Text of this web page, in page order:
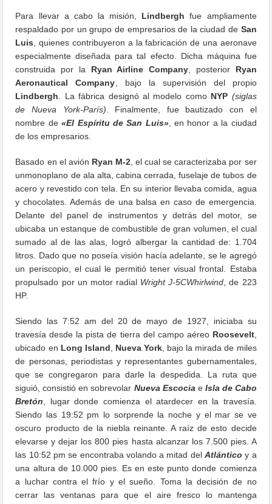
Para llevar a cabo la misión, Lindbergh fue ampliamente
respaldado por un grupo de empresarios de la ciudad de San
Luis , quienes contribuyeron a la fabricación de una aeronave
especialmente diseñada para tal efecto. Dicha máquina fue
construida por la Ryan Airline Company , posterior Ryan
Aeronautical Company , bajo la supervisión del propio
Lindbergh . La fábrica designó al modelo como NYP (siglas
de Nueva York-París) . Finalmente, fue bautizado con el
nombre de«El Espíritu de San Luis», en honor a la ciudad
de los empresarios.
Basado en el avión Ryan M-2, el cual se caracterizaba por ser
unmonoplano de ala alta, cabina cerrada, fuselaje de tubos de
acero y revestido con tela. En su interior llevaba comida, agua
y chocolates. Además de una balsa en caso de emergencia.
Delante del panel de instrumentos y detrás del motor, se
ubicaba un estanque de combustible de gran volumen, el cual
sumado al de las alas, logró albergar la cantidad de: 1.704
litros. Dado que no poseía visión hacía adelante, se le agregó
un periscopio, el cual le permitió tener visual frontal. Estaba
propulsado por un motor radial Wright J-5CWhirlwind , de 223
HP.
Siendo las 7:52 am del 20 de mayo de 1927, iniciaba su
travesía desde la pista de tierra del campo aéreo Roosevelt,
ubicado en Long Island Nueva York , bajo la mirada de miles
de personas, periodistas y representantes gubernamentales,
que se congregaron para darle la despedida. La ruta que
siguió, consistió en sobrevolar Nueva Escocia e Isla de Cabo
Bretón , lugar donde comienza el atardecer en la travesía.
Siendo las 19:52 pm lo sorprende la noche y el mar se ve
oscuro producto de la niebla reinante. A raíz de esto decide
elevarse y dejar los 800 pies hasta alcanzar los 7.500 pies. A
las 10:52 pm se encontraba volando a mitad del Atlántico y a
una altura de 10.000 pies. Es en este punto donde comienza
a luchar contra el frío y el sueño. Toma la decisión de no
cerrar las ventanas para que el aire fresco lo mantenga